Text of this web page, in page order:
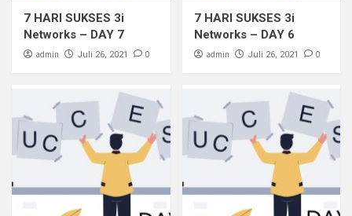
Keluar Rumah.
3
Marketing Online
Keuntungan Menggunakan Aplikasi BCA
Digital Blu
7 HARI SUKSES 3i
Networks – DAY 7
admin Juli 26, 2021 0
7 HARI SUKSES 3i
Networks – DAY 6
admin Juli 26, 2021 0